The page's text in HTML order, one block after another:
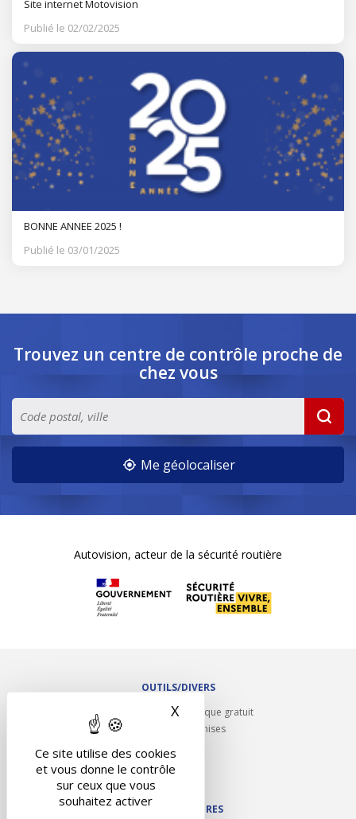
Ce site utilise des cookies
et vous donne le contrôle
sur ceux que vous
souhaitez activer
X Masquer le bandeau des
Site internet Motovision
Publié le 02/02/2025
BONNE ANNEE 2025 !
Publié le 03/01/2025
Trouvez un centre de contrôle proche de
chez vous
Me géolocaliser
Autovision, acteur de la sécurité routière
OUTILS/DIVERS
Rappel contrôle technique gratuit
Partenariats/Remises
Contact
NOS PARTENAIRES